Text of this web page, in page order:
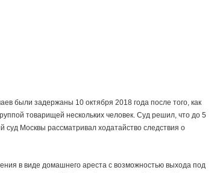
были задержаны 10 октября 2018 года после того, как
товарищей нескольких человек. Суд решил, что до 5
Москвы рассматривал ходатайство следствия о
в виде домашнего ареста с возможностью выхода под